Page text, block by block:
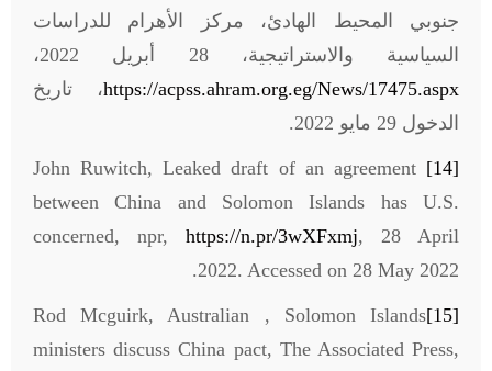
جنوبي المحيط الهادئ، مركز الأهرام للدراسات
السياسية والاستراتيجية، 28 أبريل 2022،
https://acpss.ahram.org.eg/News/17475.aspx، تاريخ
الدخول 29 مايو 2022.
[14]
John Ruwitch, Leaked draft of an agreement
between China and Solomon Islands has U.S.
concerned, npr, https://n.pr/3wXFxmj, 28 April
2022. Accessed on 28 May 2022.
[15]
Rod Mcguirk, Australian , Solomon Islands
ministers discuss China pact, The Associated Press,